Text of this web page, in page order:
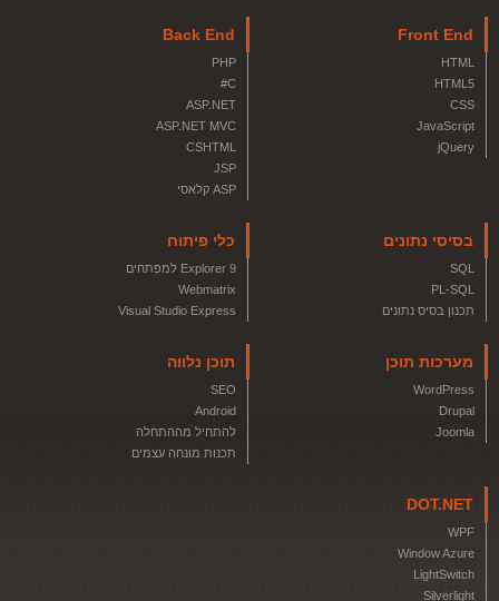
Front End
HTML
HTML5
CSS
JavaScript
jQuery
Back End
PHP
C#
ASP.NET
ASP.NET MVC
CSHTML
JSP
ASP קלאסי
בסיסי נתונים
SQL
PL-SQL
תכנון בסיס נתונים
כלי פיתוח
Explorer 9 למפתחים
Webmatrix
Visual Studio Express
מערכות תוכן
WordPress
Drupal
Joomla
תוכן נלווה
SEO
Android
להתחיל מההתחלה
תכנות מונחה עצמים
DOT.NET
WPF
Window Azure
LightSwitch
Silverlight